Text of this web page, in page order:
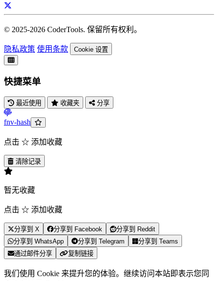
© 2025-2026 CoderTools. 保留所有权利。
隐私政策 使用条款 Cookie 设置
快捷菜单
最近使用 收藏夹 分享
fnv-hash
点击 ☆ 添加收藏
清除记录
暂无收藏
点击 ☆ 添加收藏
分享到 X 分享到 Facebook
分享到 Reddit
分享到 WhatsApp
分享到 Telegram
分享到 Teams
通过邮件分享
复制链接
我们使用 Cookie 来提升您的体验。继续访问本站即表示您同